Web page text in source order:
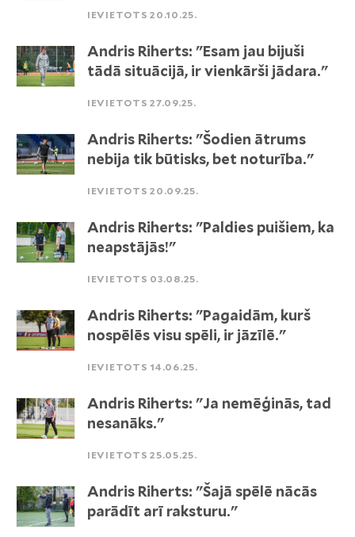
IEVIETOTS 20.10.25.
Andris Riherts: "Esam jau bijuši
tādā situācijā, ir vienkārši jādara."
IEVIETOTS 27.09.25.
Andris Riherts: "Šodien ātrums
nebija tik būtisks, bet noturība."
IEVIETOTS 20.09.25.
Andris Riherts: "Paldies puišiem, ka
neapstājās!"
IEVIETOTS 03.08.25.
Andris Riherts: "Pagaidām, kurš
nospēlēs visu spēli, ir jāzīlē."
IEVIETOTS 14.06.25.
Andris Riherts: "Ja nemēģinās, tad
nesanāks."
IEVIETOTS 25.05.25.
Andris Riherts: "Šajā spēlē nācās
parādīt arī raksturu."